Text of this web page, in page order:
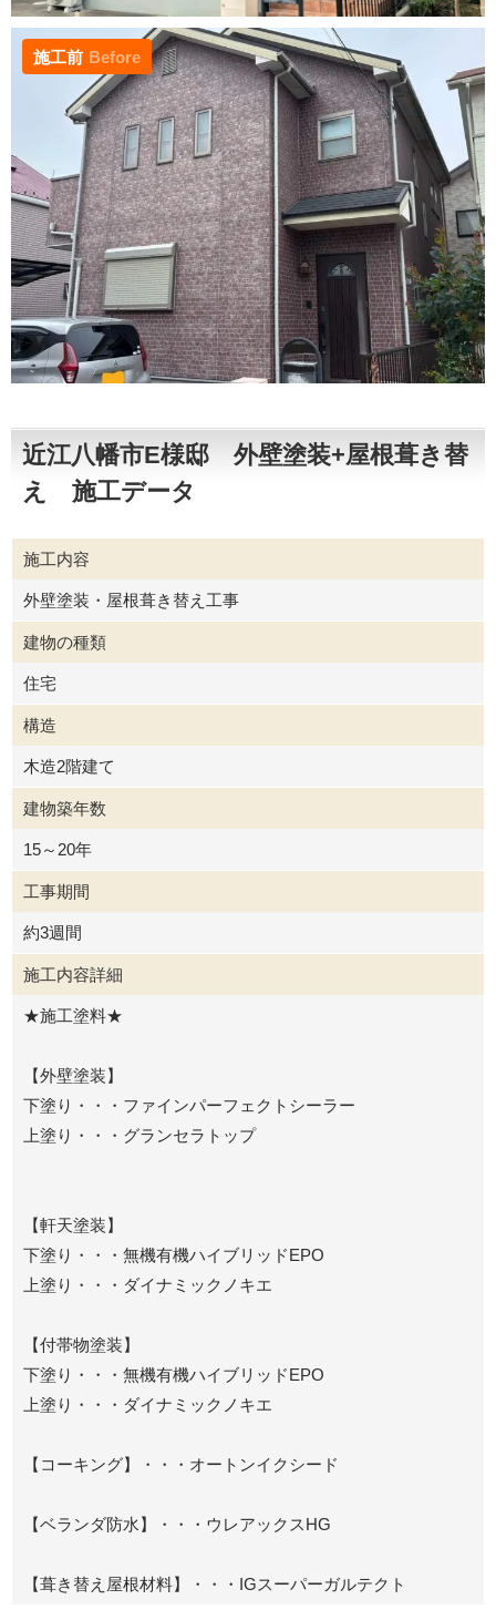
施工前 Before
近江八幡市E様邸 外壁塗装+屋根葺き替
え 施工データ
施工内容
外壁塗装・屋根葺き替え工事
建物の種類
住宅
構造
木造2階建て
建物築年数
15～20年
工事期間
約3週間
施工内容詳細
★施工塗料★
【外壁塗装】
下塗り・・・ファインパーフェクトシーラー
上塗り・・・グランセラトップ
【軒天塗装】
下塗り・・・無機有機ハイブリッドEPO
上塗り・・・ダイナミックノキエ
【付帯物塗装】
下塗り・・・無機有機ハイブリッドEPO
上塗り・・・ダイナミックノキエ
【コーキング】・・・オートンイクシード
【ベランダ防水】・・・ウレアックスHG
【葺き替え屋根材料】・・・IGスーパーガルテクト